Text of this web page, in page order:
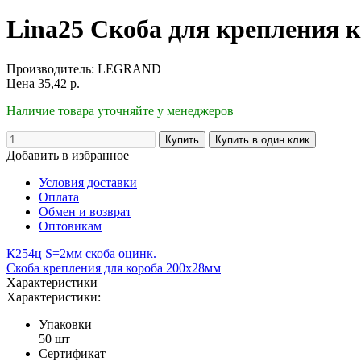
Lina25 Скоба для крепления
Производитель: LEGRAND
Цена 35,42 р.
Наличие товара уточняйте у менеджеров
Добавить в избранное
Условия доставки
Оплата
Обмен и возврат
Оптовикам
К254ц S=2мм скоба оцинк.
Скоба крепления для короба 200х28мм
Характеристики
Характеристики:
Упаковки
50 шт
Сертификат